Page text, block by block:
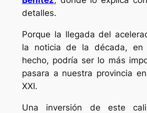
detalles.
Porque la llegada del
la noticia de la década, en
hecho, podría ser lo más
pasara a nuestra provincia
XXI.
Una inversión de este